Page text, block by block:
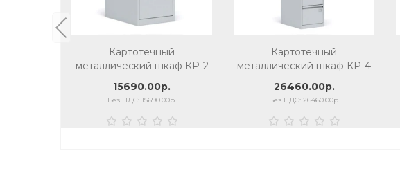
Картотечный
металлический шкаф КР-2
15690.00р.
Без НДС: 15690.00р.
Картотечный
металлический шкаф КР-4
26460.00р.
Без НДС: 26460.00р.